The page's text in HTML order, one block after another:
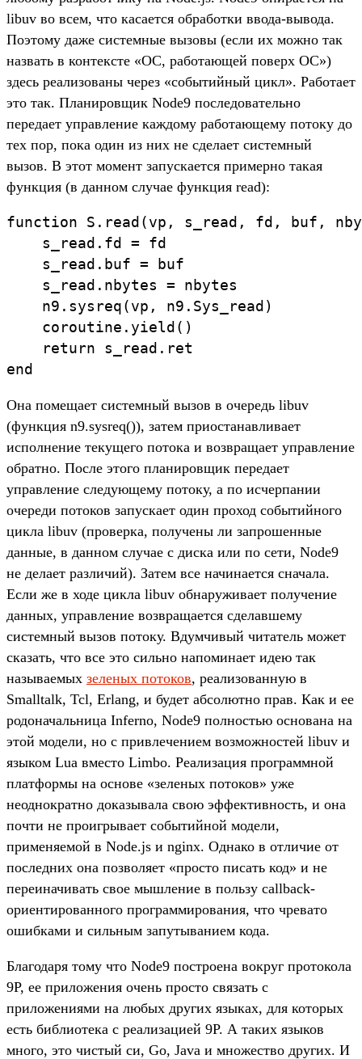
libuv во всем, что касается обработки ввода-вывода.
Поэтому даже системные вызовы (если их можно так
назвать в контексте «ОС, работающей поверх ОС»)
здесь реализованы через «событийный цикл». Работает
это так. Планировщик Node9 последовательно
передает управление каждому работающему потоку до
тех пор, пока один из них не сделает системный
вызов. В этот момент запускается примерно такая
функция (в данном случае функция read):
function S.read(vp, s_read, fd, buf,
    s_read.fd = fd
    s_read.buf = buf
    s_read.nbytes = nbytes
    n9.sysreq(vp, n9.Sys_read)
    coroutine.yield()
    return s_read.ret
end
Она помещает системный вызов в очередь libuv
(функция n9.sysreq()), затем приостанавливает
исполнение текущего потока и возвращает управление
обратно. После этого планировщик передает
управление следующему потоку, а по исчерпании
очереди потоков запускает один проход событийного
цикла libuv (проверка, получены ли запрошенные
данные, в данном случае с диска или по сети, Node9
не делает различий). Затем все начинается сначала.
Если же в ходе цикла libuv обнаруживает получение
данных, управление возвращается сделавшему
системный вызов потоку. Вдумчивый читатель может
сказать, что все это сильно напоминает идею так
называемых зеленых потоков, реализованную в
Smalltalk, Tcl, Erlang, и будет абсолютно прав. Как и ее
родоначальница Inferno, Node9 полностью основана на
этой модели, но с привлечением возможностей libuv и
языком Lua вместо Limbo. Реализация программной
платформы на основе «зеленых потоков» уже
неоднократно доказывала свою эффективность, и она
почти не проигрывает событийной модели,
применяемой в Node.js и nginx. Однако в отличие от
последних она позволяет «просто писать код» и не
переиначивать свое мышление в пользу callback-
ориентированного программирования, что чревато
ошибками и сильным запутыванием кода.
Благодаря тому что Node9 построена вокруг протокола
9P, ее приложения очень просто связать с
приложениями на любых других языках, для которых
есть библиотека с реализацией 9P. А таких языков
много, это чистый си, Go, Java и множество других. И